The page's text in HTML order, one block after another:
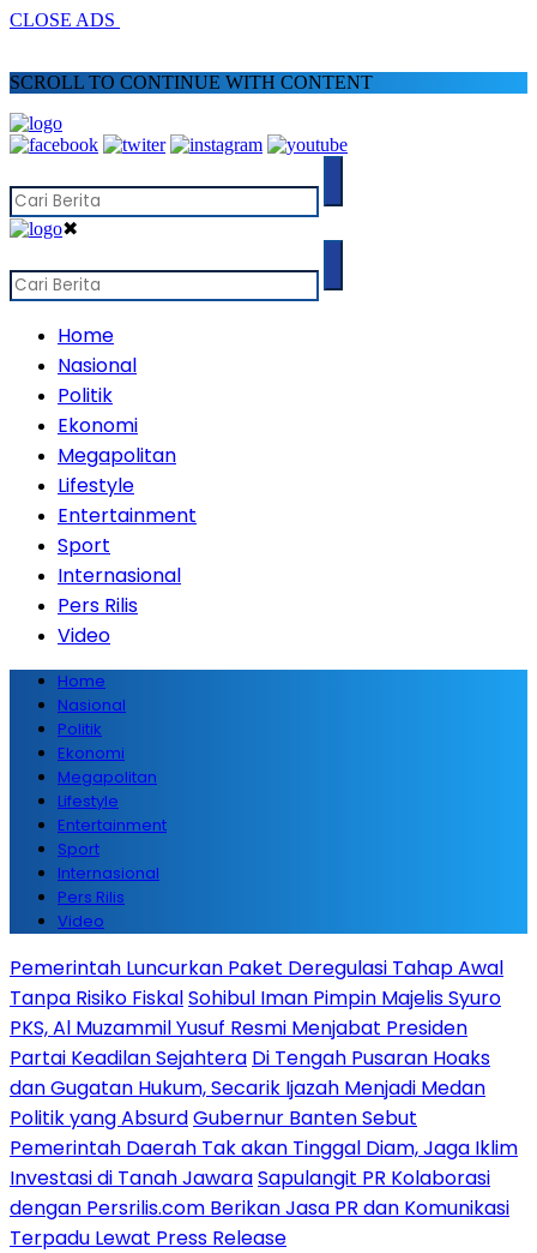
CLOSE ADS
SCROLL TO CONTINUE WITH CONTENT
✖
Home
Nasional
Politik
Ekonomi
Megapolitan
Lifestyle
Entertainment
Sport
Internasional
Pers Rilis
Video
Home
Nasional
Politik
Ekonomi
Megapolitan
Lifestyle
Entertainment
Sport
Internasional
Pers Rilis
Video
Pemerintah Luncurkan Paket Deregulasi Tahap Awal
Tanpa Risiko FiskalSohibul Iman Pimpin Majelis Syuro
PKS, Al Muzammil Yusuf Resmi Menjabat Presiden
Partai Keadilan Sejahtera Di Tengah Pusaran Hoaks
dan Gugatan Hukum, Secarik Ijazah Menjadi Medan
Politik yang AbsurdGubernur Banten Sebut
Pemerintah Daerah Tak akan Tinggal Diam, Jaga Iklim
Investasi di Tanah JawaraSapulangit PR Kolaborasi
dengan Persrilis.com Berikan Jasa PR dan Komunikasi
Terpadu Lewat Press Release